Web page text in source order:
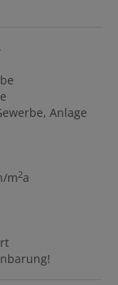
Anlage
m2a